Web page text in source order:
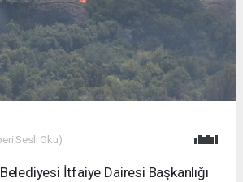
Sesli Oku)
İtfaiye Dairesi Başkanlığı